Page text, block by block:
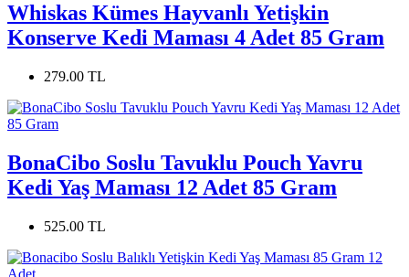
Whiskas Kümes Hayvanlı Yetişkin
Konserve Kedi Maması 4 Adet 85 Gram
279.00 TL
BonaCibo Soslu Tavuklu Pouch Yavru
Kedi Yaş Maması 12 Adet 85 Gram
525.00 TL